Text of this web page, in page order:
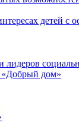
детей с
лидеров
«Добрый дом»